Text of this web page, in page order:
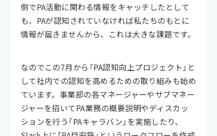
側でPA活動に関わる情報をキャッチしたとして
も、PAが認知されていなければ私たちのもとに
情報が届きませんから、これは大きな課題です。
なのでこの7月から「PA認知向上プロジェクト」と
して社内での認知を高めるための取り組みも始め
ています。事業部の各マネージャーやサブマネー
ジャーを招いてPA業務の概要説明やディスカッ
ションを行う「PAキャラバン」を実施したり、